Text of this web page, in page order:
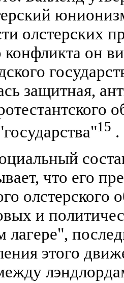
олстерских
он
защитная,
15 .
что его
олстерского
и
этого